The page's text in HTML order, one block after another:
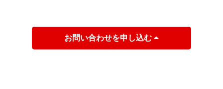
お問い合わせを申し込む